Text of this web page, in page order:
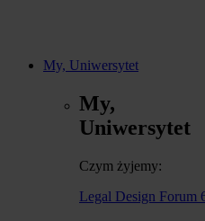
My, Uniwersytet
My,
Uniwersytet
Czym żyjemy:
Legal Design Forum